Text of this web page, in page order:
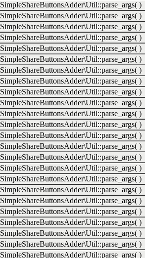
SimpleShareButtonsAdder\Util::parse_args( )
SimpleShareButtonsAdder\Util::parse_args( )
SimpleShareButtonsAdder\Util::parse_args( )
SimpleShareButtonsAdder\Util::parse_args( )
SimpleShareButtonsAdder\Util::parse_args( )
SimpleShareButtonsAdder\Util::parse_args( )
SimpleShareButtonsAdder\Util::parse_args( )
SimpleShareButtonsAdder\Util::parse_args( )
SimpleShareButtonsAdder\Util::parse_args( )
SimpleShareButtonsAdder\Util::parse_args( )
SimpleShareButtonsAdder\Util::parse_args( )
SimpleShareButtonsAdder\Util::parse_args( )
SimpleShareButtonsAdder\Util::parse_args( )
SimpleShareButtonsAdder\Util::parse_args( )
SimpleShareButtonsAdder\Util::parse_args( )
SimpleShareButtonsAdder\Util::parse_args( )
SimpleShareButtonsAdder\Util::parse_args( )
SimpleShareButtonsAdder\Util::parse_args( )
SimpleShareButtonsAdder\Util::parse_args( )
SimpleShareButtonsAdder\Util::parse_args( )
SimpleShareButtonsAdder\Util::parse_args( )
SimpleShareButtonsAdder\Util::parse_args( )
SimpleShareButtonsAdder\Util::parse_args( )
SimpleShareButtonsAdder\Util::parse_args( )